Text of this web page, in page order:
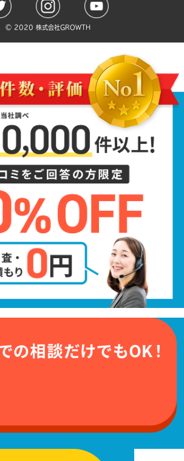
©️ 2020 株式会社GROWTH